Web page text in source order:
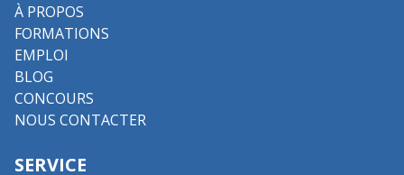
À PROPOS
FORMATIONS
EMPLOI
BLOG
CONCOURS
NOUS CONTACTER
SERVICE